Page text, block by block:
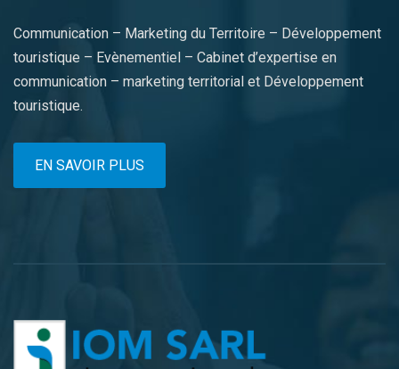
Communication – Marketing du Territoire – Développement
touristique – Evènementiel – Cabinet d’expertise en
communication – marketing territorial et Développement
touristique.
EN SAVOIR PLUS